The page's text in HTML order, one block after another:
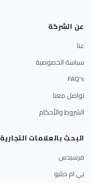
عن الشركة
عنا
سياسة الخصوصية
FAQ's
تواصل معنا
الشروط والأحكام
البحث بالعلامات التجارية
مرسيدس
بي ام دبليو